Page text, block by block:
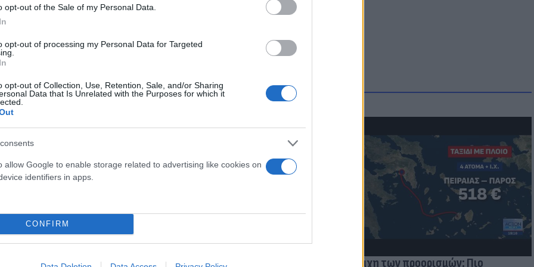
opt-out of the Sale of my Personal Data.
opt-out of processing my Personal Data for Targeted
opt-out of Collection, Use, Retention, Sale, and/or Sharing
Data that Is Unrelated with the Purposes for which it
allow Google to enable storage related to advertising like cookies on
identifiers in apps.
CONFIRM
στην παρουσίαση του
κόσμου στο γήπεδο
Skin dysmorphia: Όταν η εμμονή με το
«τέλειο» δέρμα αποτελεί πρόβλημα
Η μάχη των προορισμών: Πιο